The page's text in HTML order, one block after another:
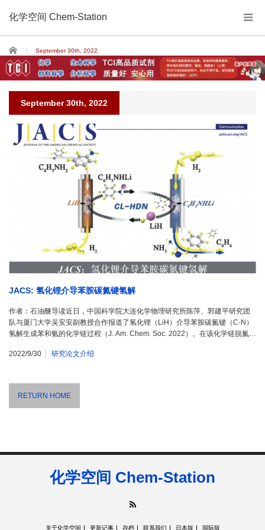
化学空间 Chem-Station
Home September 30th, 2022
September 30th, 2022
JACS: 氢化锂介导苯胺碳氮键氢解
作者：石油醚导读近日，中国科学院大连化学物理研究所陈萍、郭建平研究团
队与厦门大学吴安安副教授合作报道了氢化锂（LiH）介导苯胺碳氮键（C-N）
氢解生成苯和氨的化学链过程（J. Am. Chem. Soc. 2022）。在该化学链脱氮…
2022/9/30 研究论文介绍
RETURN HOME
化学空间 Chem-Station
关于化学空间 更新记事 存档 联系我们 日本版 国际版